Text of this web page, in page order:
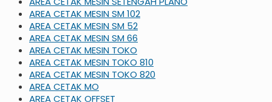
AREA CETAK MESIN SM 102
AREA CETAK MESIN SM 52
AREA CETAK MESIN SM 66
AREA CETAK MESIN TOKO
AREA CETAK MESIN TOKO 810
AREA CETAK MESIN TOKO 820
AREA CETAK MO
AREA CETAK OFFSET